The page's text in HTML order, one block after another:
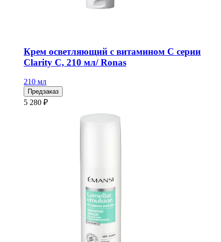
Крем осветляющий с витамином С серии
Clarity C, 210 мл/ Ronas
210 мл
Предзаказ
5 280 ₽